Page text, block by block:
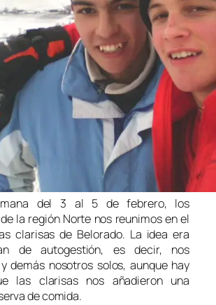
del 3 al 5 de febrero, los
la región Norte nos reunimos en el
clarisas de Belorado. La idea era
de autogestión, es decir, nos
demás nosotros solos, aunque hay
las clarisas nos añadieron una
de comida.